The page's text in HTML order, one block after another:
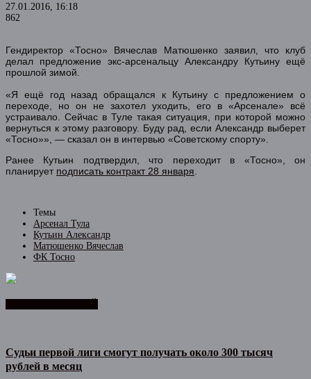
27.01.2016, 16:18
862
Гендиректор «Тосно» Вячеслав Матюшенко заявил, что клуб
делал предложение экс-арсенальцу Александру Кутьину ещё
прошлой зимой.
«Я ещё год назад обращался к Кутьину с предложением о
переходе, но он не захотел уходить, его в «Арсенале» всё
устраивало. Сейчас в Туле такая ситуация, при которой можно
вернуться к этому разговору. Буду рад, если Александр выберет
«Тосно»», — сказал он в интервью «Советскому спорту».
Ранее Кутьин подтвердил, что переходит в «Тосно», он
планирует подписать контракт 28 января
Темы
Арсенал Тула
Кутьин Александр
Матюшенко Вячеслав
ФК Тосно
Судьи первой лиги смогут получать около 300 тысяч
рублей в месяц